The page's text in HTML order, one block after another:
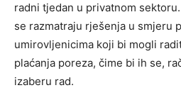
radni tjedan u privatnom
se razmatraju rješenja u smjeru
umirovljenicima koji bi mogli
plaćanja poreza, čime bi ih se,
izaberu rad.